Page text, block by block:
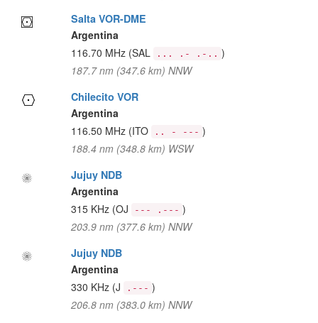
Salta VOR-DME
Argentina
116.70 MHz (SAL ... .- .-.. )
187.7 nm (347.6 km) NNW
Chilecito VOR
Argentina
116.50 MHz (ITO .. - --- )
188.4 nm (348.8 km) WSW
Jujuy NDB
Argentina
315 KHz (OJ --- .--- )
203.9 nm (377.6 km) NNW
Jujuy NDB
Argentina
330 KHz (J .--- )
206.8 nm (383.0 km) NNW